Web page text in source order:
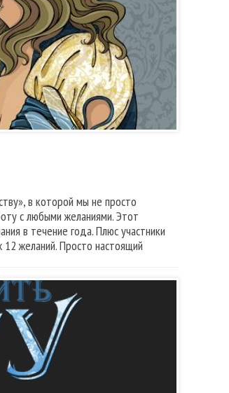
в которой мы не просто
с любыми желаниями. Этот
в течение года. Плюс участники
желаний. Просто настоящий